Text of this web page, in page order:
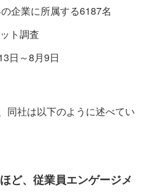
企業に所属する6187名
ト調査
日～8月9日
同社は以下のように述べてい
ど、従業員エンゲージメ